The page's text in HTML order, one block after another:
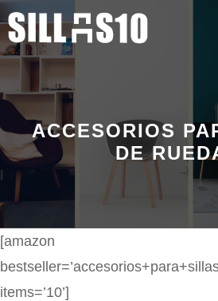
Saltar
al
contenido
ACCESORIOS
DE
[amazon
items=’10’]